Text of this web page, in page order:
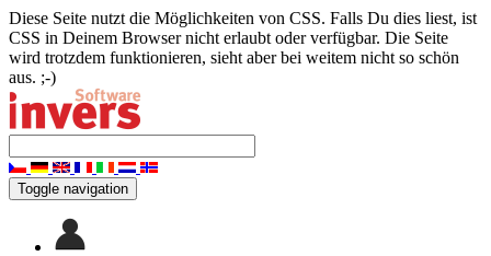
Diese Seite nutzt die Möglichkeiten von CSS. Falls Du dies liest, ist
CSS in Deinem Browser nicht erlaubt oder verfügbar. Die Seite
wird trotzdem funktionieren, sieht aber bei weitem nicht so schön
aus. ;-)
Toggle navigation